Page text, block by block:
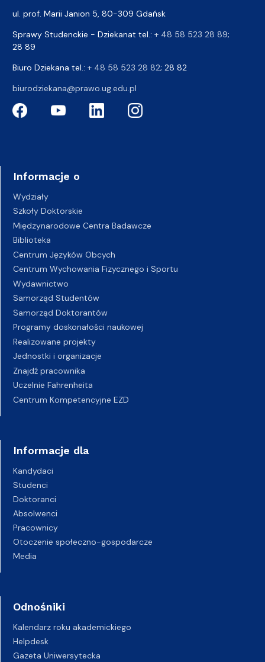
ul. prof. Marii Janion 5, 80-309 Gdańsk
Sprawy Studenckie - Dziekanat tel.: + 48 58 523 28 89;
28 89
Biuro Dziekana tel.: + 48 58 523 28 82; 28 82
biurodziekana@prawo.ug.edu.pl
Informacje o
Wydziały
Szkoły Doktorskie
Międzynarodowe Centra Badawcze
Biblioteka
Centrum Języków Obcych
Centrum Wychowania Fizycznego i Sportu
Wydawnictwo
Samorząd Studentów
Samorząd Doktorantów
Programy doskonałości naukowej
Realizowane projekty
Jednostki i organizacje
Znajdź pracownika
Uczelnie Fahrenheita
Centrum Kompetencyjne EZD
Informacje dla
Kandydaci
Studenci
Doktoranci
Absolwenci
Pracownicy
Otoczenie społeczno-gospodarcze
Media
Odnośniki
Kalendarz roku akademickiego
Helpdesk
Gazeta Uniwersytecka